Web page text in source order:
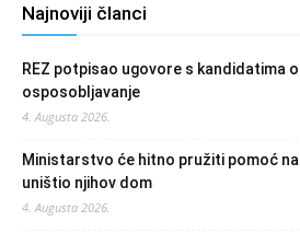
Najnoviji članci
REZ potpisao ugovore s kandidatima
osposobljavanje
4. Augusta 2026.
Ministarstvo će hitno pružiti pomoć
uništio njihov dom
4. Augusta 2026.